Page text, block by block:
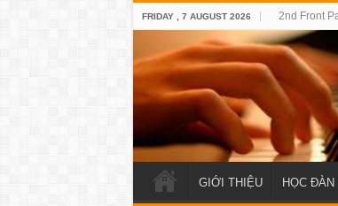
FRIDAY , 7 AUGUST 2026 2nd Front
GIỚI THIỆU HỌC ĐÀN